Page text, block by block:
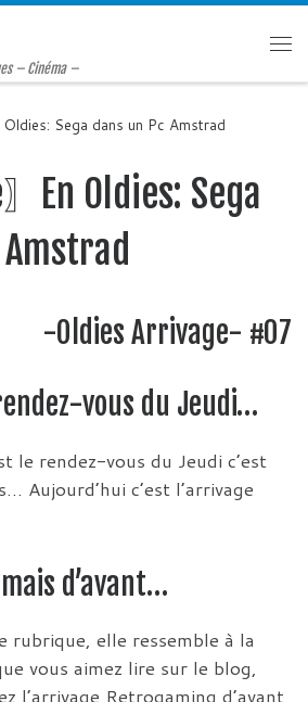
– Cinéma –
Oldies: Sega dans un Pc Amstrad
En Oldies: Sega
-Oldies Arrivage- #07
vous du Jeudi…
le rendez-vous du Jeudi c’est
Aujourd’hui c’est l’arrivage
d’avant…
rubrique, elle ressemble à la
vous aimez lire sur le blog,
l’arrivage Retrogaming d’avant,